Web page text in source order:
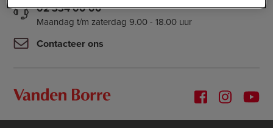
02 334 00 00
Maandag t/m zaterdag 9.00 - 18.00 uur
Contacteer ons